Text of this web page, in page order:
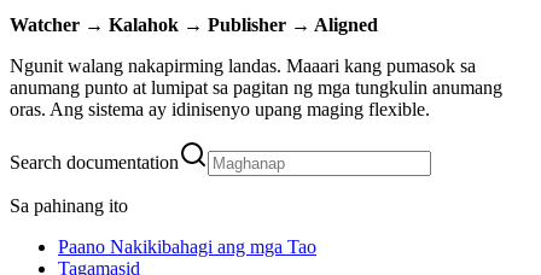
Watcher → Kalahok → Publisher → Aligned
Ngunit walang nakapirming landas. Maaari kang pumasok sa
anumang punto at lumipat sa pagitan ng mga tungkulin anumang
oras. Ang sistema ay idinisenyo upang maging flexible.
Search documentation
Sa pahinang ito
Paano Nakikibahagi ang mga Tao
Tagamasid